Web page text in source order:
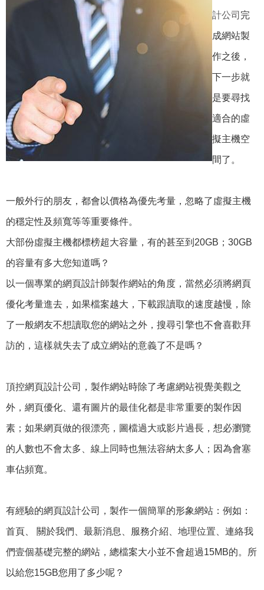
計公司 完
成網站製
作之後，
下一步就
是要尋找
適合的虛
擬主機空
間了。
一般外行的朋友，都會以價格為優先考量，忽略了虛擬主機
的穩定性及頻寬等等重要條件。
大部份虛擬主機都標榜超大容量，有的甚至到20GB；30GB
的容量有多大您知道嗎？
以一個專業的網頁設計師製作網站的角度，當然必須將網頁
優化考量進去，如果檔案越大，下載跟讀取的速度越慢，除
了一般網友不想讀取您的網站之外，搜尋引擎也不會喜歡拜
訪的，這樣就失去了成立網站的意義了不是嗎？
頂控網頁設計公司，製作網站時除了考慮網站視覺美觀之
外，網頁優化、還有圖片的最佳化都是非常重要的製作因
素；如果網頁做的很漂亮，圖檔過大或影片過長，想必瀏覽
的人數也不會太多、線上同時也無法容納太多人；因為會塞
車佔頻寬。
有經驗的網頁設計公司，製作一個簡單的形象網站：例如：
首頁、 關於我們、最新消息、服務介紹、地理位置、連絡我
們壹個基礎完整的網站，總檔案大小並不會超過15MB的。所
以給您15GB您用了多少呢？